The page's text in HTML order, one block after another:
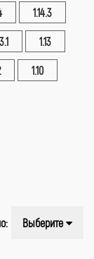
1.14.3
1.13
1.10
Выберите